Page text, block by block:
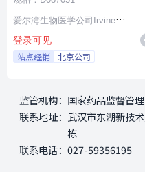
爱尔湾生物医学公司Irvine
Biomedical,Inc. a St. Jude
Medical Company
登录可见
站点经销 北京公司
监管机构： 国家药品监督管
联系地址： 武汉市东湖新技
栋
联系电话： 027-59356195